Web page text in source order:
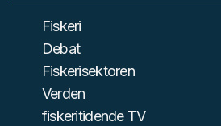
Fiskeri
Debat
Fiskerisektoren
Verden
fiskeritidende TV